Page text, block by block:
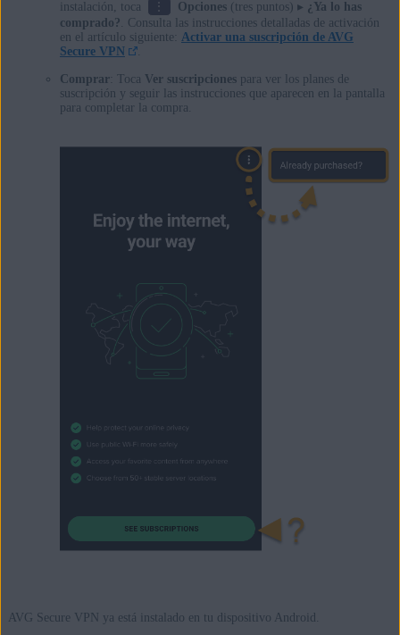
instalación, toca
⋮ Opciones(tres puntos) ▸ ¿Ya lo has
comprado? . Consulta las instrucciones detalladas de activación
en el artículo siguiente: Activar una suscripción de AVG
Secure VPN
Comprar: Toca Ver suscripcionespara ver los planes de
suscripción y seguir las instrucciones que aparecen en la pantalla
para completar la compra.
AVG Secure VPN ya está instalado en tu dispositivo Android.